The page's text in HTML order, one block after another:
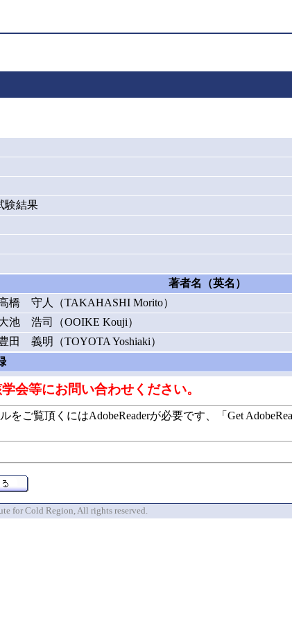
験結果
著者名（英名）
橋 守人（TAKAHASHI Morito）
池 浩司（OOIKE Kouji）
田 義明（TOYOTA Yoshiaki）
会等にお問い合わせください。
ご覧頂くにはAdobeReaderが必要です、「Get
for Cold Region, All rights reserved.